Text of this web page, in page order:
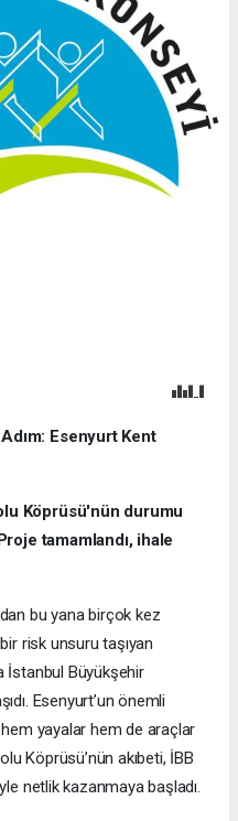
Esenyurt Kent
Köprüsü'nün durumu
tamamlandı, ihale
bu yana birçok kez
risk unsuru taşıyan
İstanbul Büyükşehir
Esenyurt’un önemli
yayalar hem de araçlar
Köprüsü’nün akıbeti, İBB
netlik kazanmaya başladı.